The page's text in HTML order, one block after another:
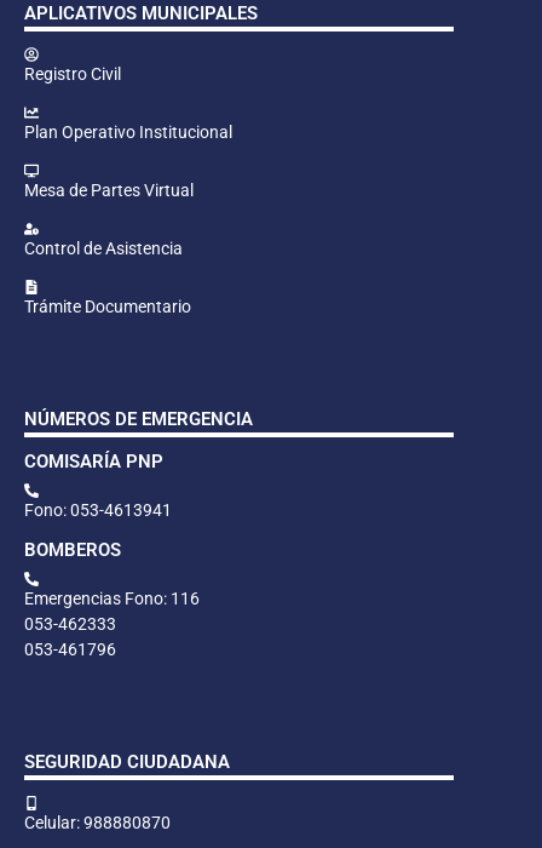
APLICATIVOS MUNICIPALES
Registro Civil
Plan Operativo Institucional
Mesa de Partes Virtual
Control de Asistencia
Trámite Documentario
NÚMEROS DE EMERGENCIA
COMISARÍA PNP
Fono: 053-4613941
BOMBEROS
Emergencias Fono: 116
053-462333
053-461796
SEGURIDAD CIUDADANA
Celular: 988880870